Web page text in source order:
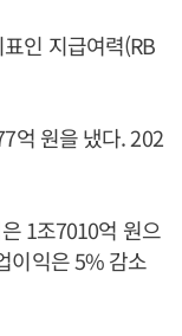
인 지급여력(RB
억 원을 냈다. 202
1조7010억 원으
이익은 5% 감소